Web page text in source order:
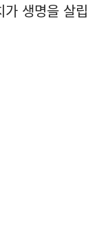
생명을 살립